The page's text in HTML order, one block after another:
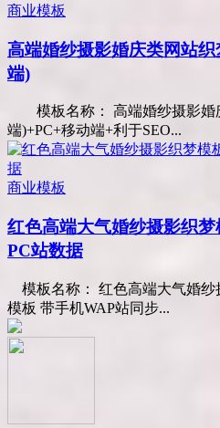
商业模板
高端婚纱摄影婚庆类网站
端)
模板名称： 高端婚纱摄影婚
端)+PC+移动端+利于SEO...
商业模板
红色高端大气婚纱摄影织
PC站数据
模板名称： 红色高端大气婚纱
模板 带手机WAP站同步...